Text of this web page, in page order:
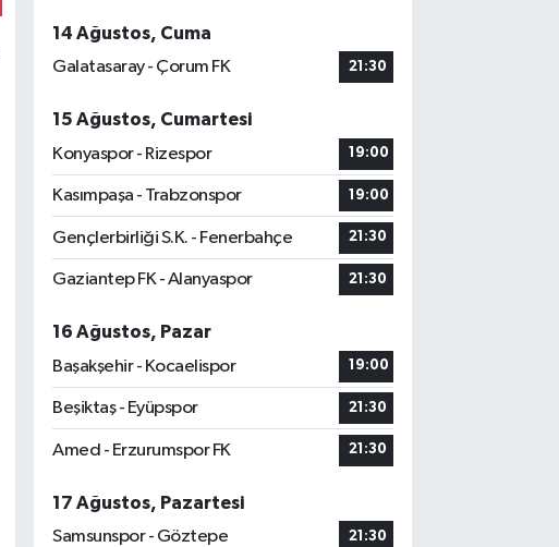
14 Ağustos, Cuma
Galatasaray - Çorum FK
21:30
15 Ağustos, Cumartesi
Konyaspor - Rizespor
19:00
Kasımpaşa - Trabzonspor 19:00
Gençlerbirliği S.K. - Fenerbahçe 21:30
Gaziantep FK - Alanyaspor 21:30
16 Ağustos, Pazar
Başakşehir - Kocaelispor
19:00
Beşiktaş - Eyüpspor 21:30
Amed - Erzurumspor FK 21:30
17 Ağustos, Pazartesi
Samsunspor - Göztepe
21:30